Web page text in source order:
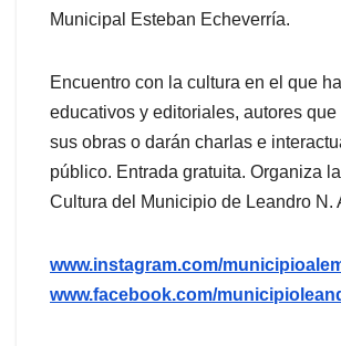
Municipal Esteban Echeverría.
Encuentro con la cultura en el que
educativos y editoriales, autores que
sus obras o darán charlas e
público. Entrada gratuita. Organiza
Cultura del Municipio de Leandro N.
www.instagram.com/
www.facebook.com/